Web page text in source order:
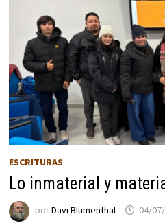
ESCRITURAS
Lo inmaterial y
porDavi Blumenthal 04/